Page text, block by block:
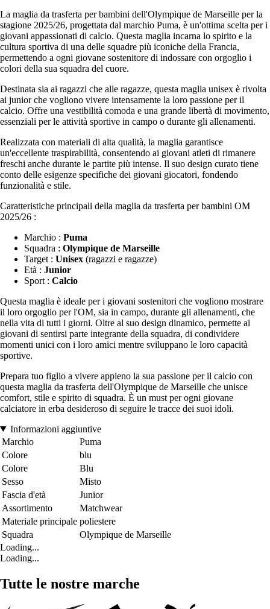
La maglia da trasferta per bambini dell'Olympique de Marseille per la
stagione 2025/26, progettata dal marchio Puma, è un'ottima scelta per i
giovani appassionati di calcio. Questa maglia incarna lo spirito e la
cultura sportiva di una delle squadre più iconiche della Francia,
permettendo a ogni giovane sostenitore di indossare con orgoglio i
colori della sua squadra del cuore.
Destinata sia ai ragazzi che alle ragazze, questa maglia unisex è rivolta
ai junior che vogliono vivere intensamente la loro passione per il
calcio. Offre una vestibilità comoda e una grande libertà di movimento,
essenziali per le attività sportive in campo o durante gli allenamenti.
Realizzata con materiali di alta qualità, la maglia garantisce
un'eccellente traspirabilità, consentendo ai giovani atleti di rimanere
freschi anche durante le partite più intense. Il suo design curato tiene
conto delle esigenze specifiche dei giovani giocatori, fondendo
funzionalità e stile.
Caratteristiche principali della maglia da trasferta per bambini OM
2025/26 :
Marchio : Puma
Squadra : Olympique de Marseille
Target : Unisex (ragazzi e ragazze)
Età : Junior
Sport : Calcio
Questa maglia è ideale per i giovani sostenitori che vogliono mostrare
il loro orgoglio per l'OM, sia in campo, durante gli allenamenti, che
nella vita di tutti i giorni. Oltre al suo design dinamico, permette ai
giovani di sentirsi parte integrante della squadra, di condividere
momenti unici con i loro amici mentre sviluppano le loro capacità
sportive.
Prepara tuo figlio a vivere appieno la sua passione per il calcio con
questa maglia da trasferta dell'Olympique de Marseille che unisce
comfort, stile e spirito di squadra. È un must per ogni giovane
calciatore in erba desideroso di seguire le tracce dei suoi idoli.
Informazioni aggiuntive
Marchio
Puma
Colore
blu
Colore
Blu
Sesso
Misto
Fascia d'età
Junior
Assortimento
Matchwear
Materiale principale poliestere
Squadra
Olympique de Marseille
Loading...
Loading...
Tutte le nostre marche